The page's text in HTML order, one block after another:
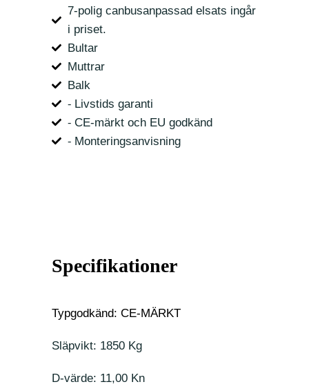
7-polig canbusanpassad elsats ingår
i priset.
Bultar
Muttrar
Balk
⁃ Livstids garanti
⁃ CE-märkt och EU godkänd
⁃ Monteringsanvisning
Specifikationer
Typgodkänd: CE-MÄRKT
Släpvikt: 1850 Kg
D-värde: 11,00 Kn